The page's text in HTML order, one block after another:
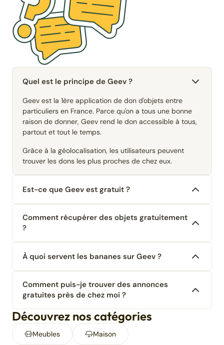
Quel est le principe de Geev ?
Geev est la 1ère application de don d'objets entre
particuliers en France. Parce qu'on a tous une bonne
raison de donner, Geev rend le don accessible à tous,
partout et tout le temps.
Grâce à la géolocalisation, les utilisateurs peuvent
trouver les dons les plus proches de chez eux.
Est-ce que Geev est gratuit ?
Comment récupérer des objets gratuitement
?
À quoi servent les bananes sur Geev ?
Comment puis-je trouver des annonces
gratuites près de chez moi ?
Découvrez nos catégories
Meubles Maison